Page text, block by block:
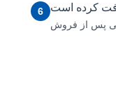
6 کرده است
پس از فروش